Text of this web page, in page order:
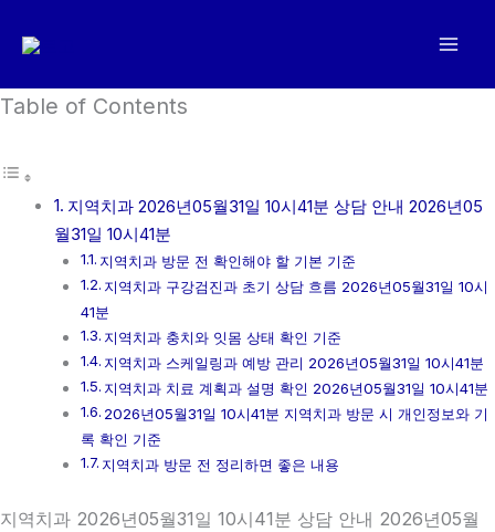
로
너
Table of Contents
지역치과 2026년05월31일 10시41분 상담 안내 2026년05
월31일 10시41분
지역치과 방문 전 확인해야 할 기본 기준
지역치과 구강검진과 초기 상담 흐름 2026년05월31일 10시
41분
지역치과 충치와 잇몸 상태 확인 기준
지역치과 스케일링과 예방 관리 2026년05월31일 10시41분
지역치과 치료 계획과 설명 확인 2026년05월31일 10시41분
2026년05월31일 10시41분 지역치과 방문 시 개인정보와 기
록 확인 기준
지역치과 방문 전 정리하면 좋은 내용
지역치과 2026년05월31일 10시41분 상담 안내 2026년05월